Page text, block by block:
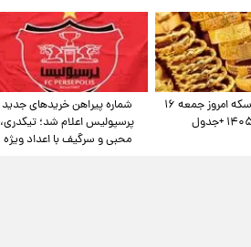
قیمت طلا و سکه امروز جمعه ۱۶
شماره پیراهن خریدهای جدید
پرسپولیس اعلام شد؛ تیکدری،
محبی و سرگیف با اعداد ویژه